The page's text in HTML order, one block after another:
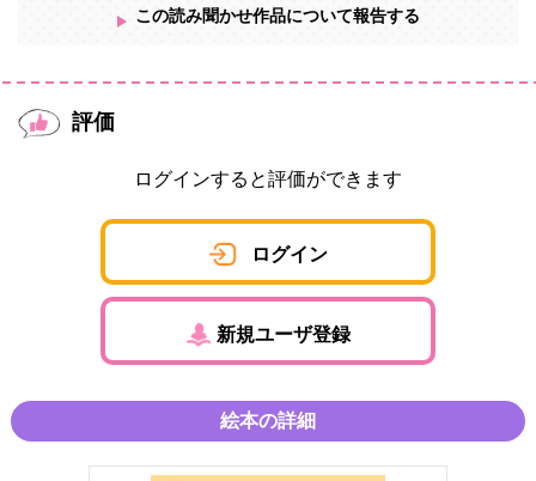
この読み聞かせ作品について報告する
評価
ログインすると評価ができます
ログイン
新規ユーザ登録
絵本の詳細